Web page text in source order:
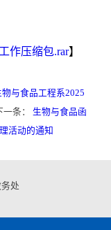
作压缩包.rar】
与食品工程系2025
一条：
生物与食品函
活动的通知
处